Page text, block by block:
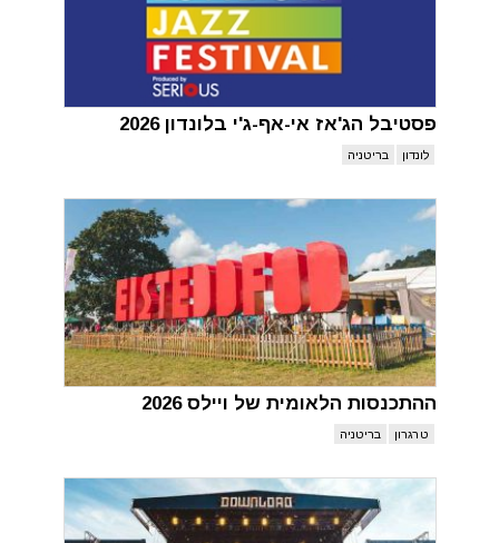
פסטיבל הג'אז אי-אף-ג'י בלונדון 2026
לונדון בריטניה
ההתכנסות הלאומית של ויילס 2026
טרגרון בריטניה